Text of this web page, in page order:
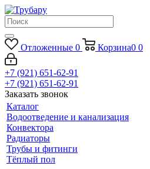
Отложенные 0 Корзина0 0
+7 (921) 651-62-91
+7 (921) 651-62-91
Заказать звонок
Каталог
Водоотведение и канализация
Конвектора
Радиаторы
Трубы и фитинги
Тёплый пол